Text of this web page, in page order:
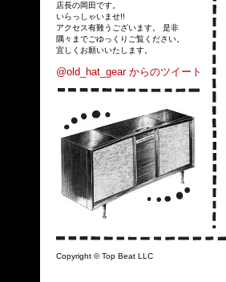
店長の岡田です。
いらっしゃいませ!!
アクセス有難うございます。 是非
隅々までごゆっくりご覧ください。
宜しくお願いいたします。
@old_hat_gear からのツイート
Copyright © Top Beat LLC